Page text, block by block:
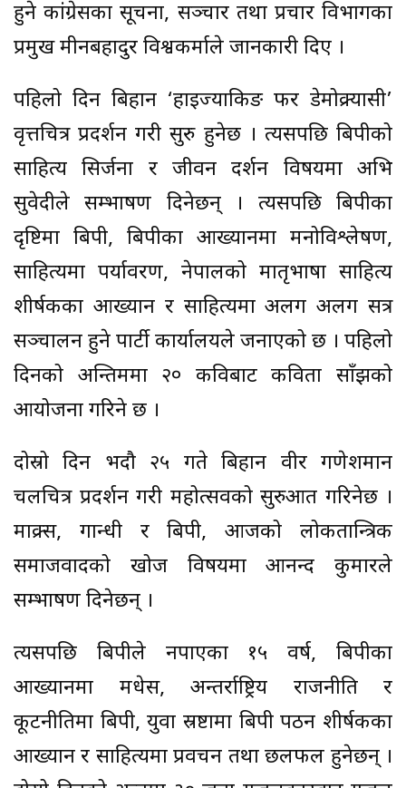
हुने कांग्रेसका सूचना, सञ्चार तथा प्रचार विभागका
प्रमुख मीनबहादुर विश्वकर्माले जानकारी दिए ।
पहिलो दिन बिहान ‘हाइज्याकिङ फर डेमोक्र्यासी’
वृत्तचित्र प्रदर्शन गरी सुरु हुनेछ । त्यसपछि बिपीको
साहित्य सिर्जना र जीवन दर्शन विषयमा अभि
सुवेदीले सम्भाषण दिनेछन् । त्यसपछि बिपीका
दृष्टिमा बिपी, बिपीका आख्यानमा मनोविश्लेषण,
साहित्यमा पर्यावरण, नेपालको मातृभाषा साहित्य
शीर्षकका आख्यान र साहित्यमा अलग अलग सत्र
सञ्चालन हुने पार्टी कार्यालयले जनाएको छ । पहिलो
दिनको अन्तिममा २० कविबाट कविता साँझको
आयोजना गरिने छ ।
दोस्रो दिन भदौ २५ गते बिहान वीर गणेशमान
चलचित्र प्रदर्शन गरी महोत्सवको सुरुआत गरिनेछ ।
माक्र्स, गान्धी र बिपी, आजको लोकतान्त्रिक
समाजवादको खोज विषयमा आनन्द कुमारले
सम्भाषण दिनेछन् ।
त्यसपछि बिपीले नपाएका १५ वर्ष, बिपीका
आख्यानमा मधेस, अन्तर्राष्ट्रिय राजनीति र
कूटनीतिमा बिपी, युवा स्रष्टामा बिपी पठन शीर्षकका
आख्यान र साहित्यमा प्रवचन तथा छलफल हुनेछन् ।